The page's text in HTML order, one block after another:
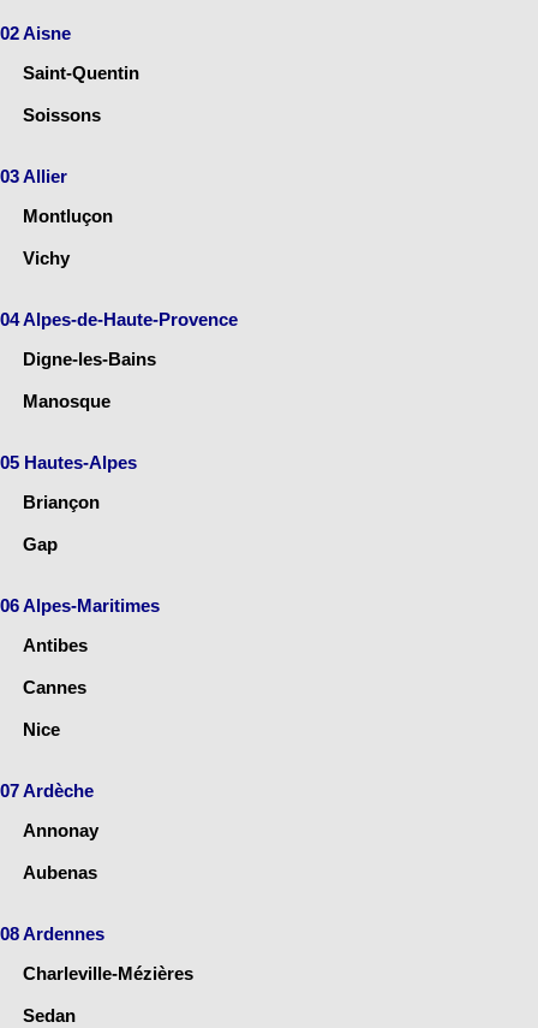
02 Aisne
Saint-Quentin
Soissons
03 Allier
Montluçon
Vichy
04 Alpes-de-Haute-Provence
Digne-les-Bains
Manosque
05 Hautes-Alpes
Briançon
Gap
06 Alpes-Maritimes
Antibes
Cannes
Nice
07 Ardèche
Annonay
Aubenas
08 Ardennes
Charleville-Mézières
Sedan